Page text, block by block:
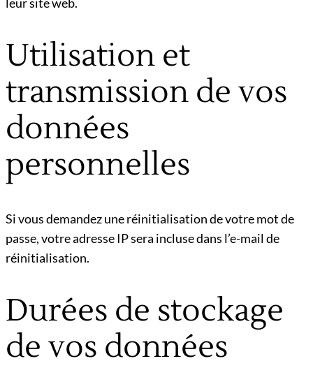
Utilisation et
transmission de vos
données
personnelles
Si vous demandez une réinitialisation de votre mot de
passe, votre adresse IP sera incluse dans l’e-mail de
réinitialisation.
Durées de stockage
de vos données